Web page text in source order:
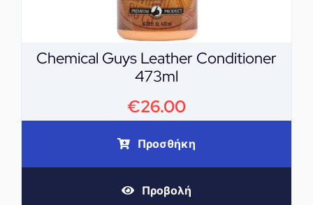
Chemical Guys Leather Conditioner
473ml
€26.00
Προσθήκη
Προβολή